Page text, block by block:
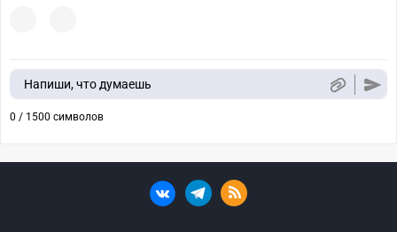
Напиши, что думаешь
0 / 1500 символов